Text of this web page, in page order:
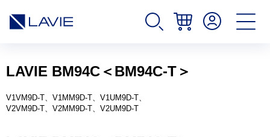
LAVIE BM94C＜BM94C-T＞
V1VM9D-T、V1MM9D-T、V1UM9D-T、
V2VM9D-T、V2MM9D-T、V2UM9D-T